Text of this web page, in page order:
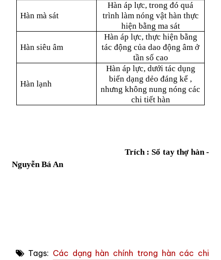
Hàn mà sát
Hàn áp lực, trong đó quá
trình làm nóng vật hàn thực
hiện bằng ma sát
Hàn siêu âm
Hàn áp lực, thực hiện bằng
tác động của dao động âm ở
tần số cao
Hàn lạnh
Hàn áp lực, dưới tác dụng
biến dạng dẻo đáng kể ,
nhưng không nung nóng các
chi tiết hàn
Trích : Sổ tay thợ hàn -
Nguyễn Bá An
Tags: Các dạng hàn chính trong hàn các chi